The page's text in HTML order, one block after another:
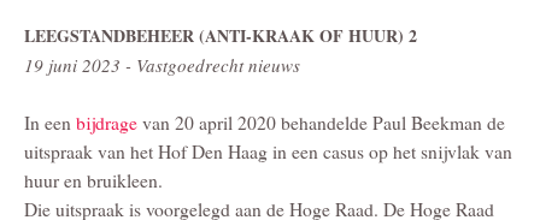
LEEGSTANDBEHEER (ANTI-KRAAK OF HUUR) 2
19 juni 2023 - Vastgoedrecht nieuws
In een bijdrage van 20 april 2020 behandelde Paul Beekman de
uitspraak van het Hof Den Haag in een casus op het snijvlak van
huur en bruikleen.
Die uitspraak is voorgelegd aan de Hoge Raad. De Hoge Raad